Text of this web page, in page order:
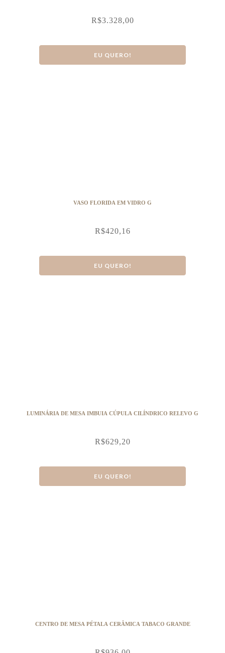
R$3.328,00
EU QUERO!
VASO FLORIDA EM VIDRO G
R$420,16
EU QUERO!
LUMINÁRIA DE MESA IMBUIA CÚPULA CILÍNDRICO RELEVO G
R$629,20
EU QUERO!
CENTRO DE MESA PÉTALA CERÂMICA TABACO GRANDE